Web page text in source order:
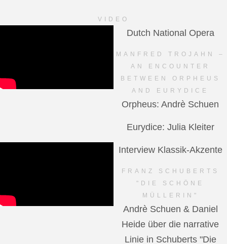
VIDEO
Dutch National Opera
MANFRED TROJAHN –
AN ENCOUNTER
BETWEEN ORPHEUS
AND EURYDICE
Orpheus: Andrè Schuen
Eurydice: Julia Kleiter
Interview Klassik-Akzente
FRANZ SCHUBERTS
"DIE SCHÖNE
MÜLLERIN"
Andrè Schuen & Daniel
Heide über die narrative
Linie in Schuberts "Die